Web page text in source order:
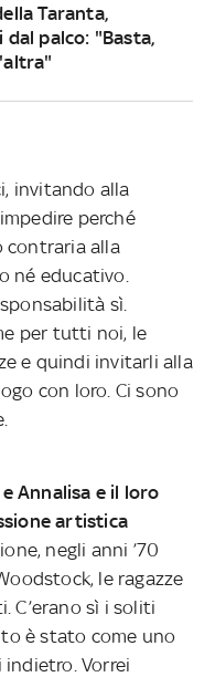
Taranta,
dal palco: "Basta,
invitando alla
perché
contraria alla
né educativo.
sì.
per tutti noi, le
e quindi invitarli alla
con loro. Ci sono
Annalisa e il loro
artistica
negli anni ’70
le ragazze
C’erano sì i soliti
è stato come uno
Vorrei